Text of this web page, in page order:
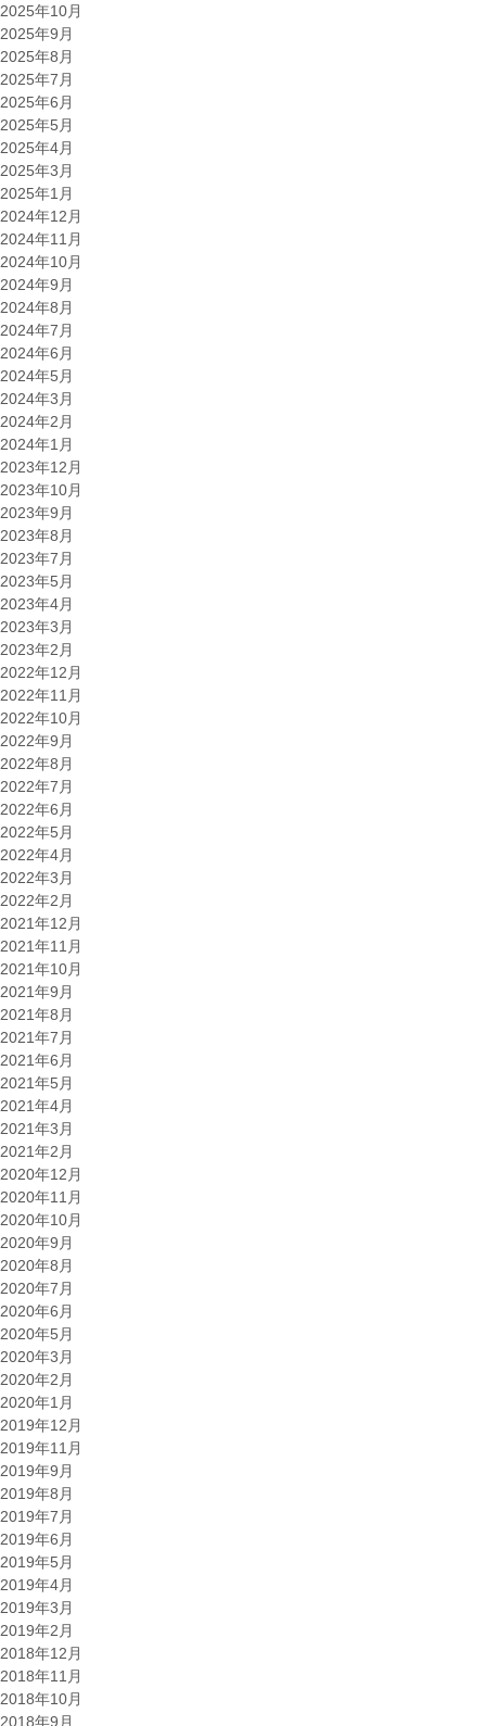
2025年10月
2025年9月
2025年8月
2025年7月
2025年6月
2025年5月
2025年4月
2025年3月
2025年1月
2024年12月
2024年11月
2024年10月
2024年9月
2024年8月
2024年7月
2024年6月
2024年5月
2024年3月
2024年2月
2024年1月
2023年12月
2023年10月
2023年9月
2023年8月
2023年7月
2023年5月
2023年4月
2023年3月
2023年2月
2022年12月
2022年11月
2022年10月
2022年9月
2022年8月
2022年7月
2022年6月
2022年5月
2022年4月
2022年3月
2022年2月
2021年12月
2021年11月
2021年10月
2021年9月
2021年8月
2021年7月
2021年6月
2021年5月
2021年4月
2021年3月
2021年2月
2020年12月
2020年11月
2020年10月
2020年9月
2020年8月
2020年7月
2020年6月
2020年5月
2020年3月
2020年2月
2020年1月
2019年12月
2019年11月
2019年9月
2019年8月
2019年7月
2019年6月
2019年5月
2019年4月
2019年3月
2019年2月
2018年12月
2018年11月
2018年10月
2018年9月